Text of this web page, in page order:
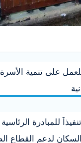
على تنمية
للمبادرة
لدعم القطاع